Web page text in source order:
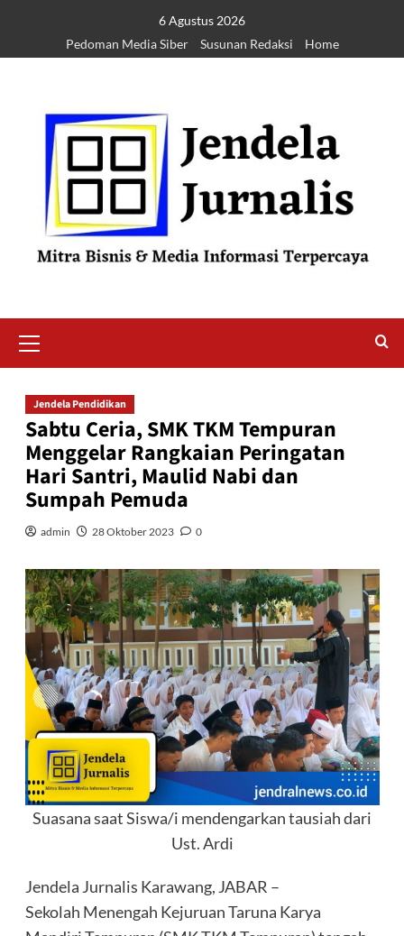
6 Agustus 2026
Pedoman Media Siber
Susunan Redaksi Home
Jendela Pendidikan
Sabtu Ceria, SMK TKM Tempuran
Menggelar Rangkaian Peringatan
Hari Santri, Maulid Nabi dan
Sumpah Pemuda
admin 28 Oktober 2023 0
Suasana saat Siswa/i mendengarkan tausiah dari
Ust. Ardi
Jendela Jurnalis Karawang, JABAR –
Sekolah Menengah Kejuruan Taruna Karya